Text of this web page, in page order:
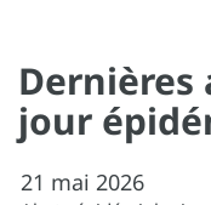
Dernières
jour
21 mai 2026